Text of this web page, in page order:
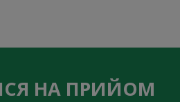
НА ПРИЙОМ